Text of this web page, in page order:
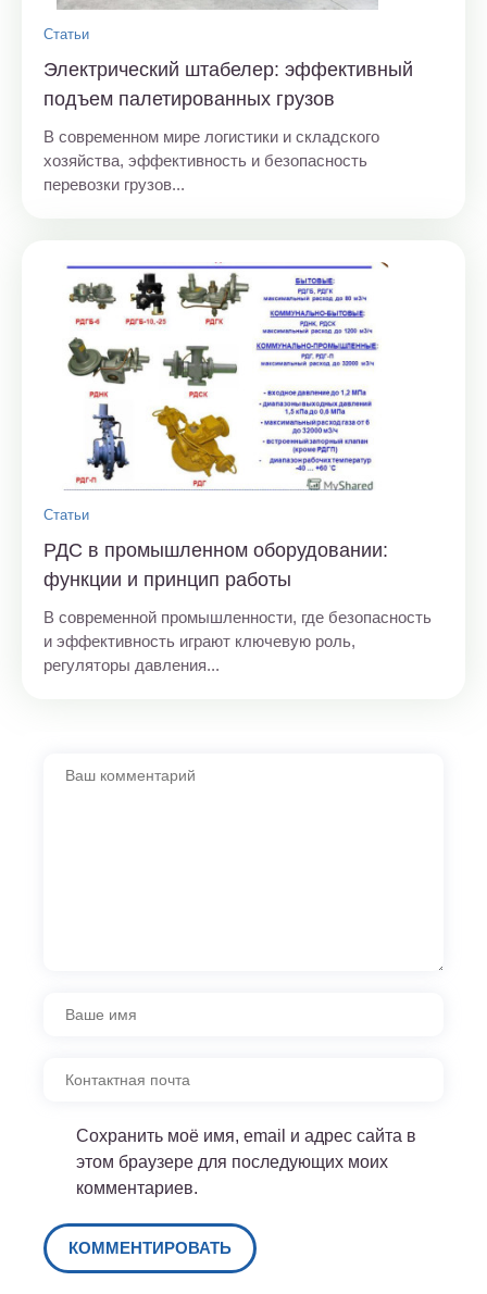
Статьи
Электрический штабелер: эффективный
подъем палетированных грузов
В современном мире логистики и складского
хозяйства, эффективность и безопасность
перевозки грузов...
Статьи
РДС в промышленном оборудовании:
функции и принцип работы
В современной промышленности, где безопасность
и эффективность играют ключевую роль,
регуляторы давления...
Сохранить моё имя, email и адрес сайта в
этом браузере для последующих моих
комментариев.